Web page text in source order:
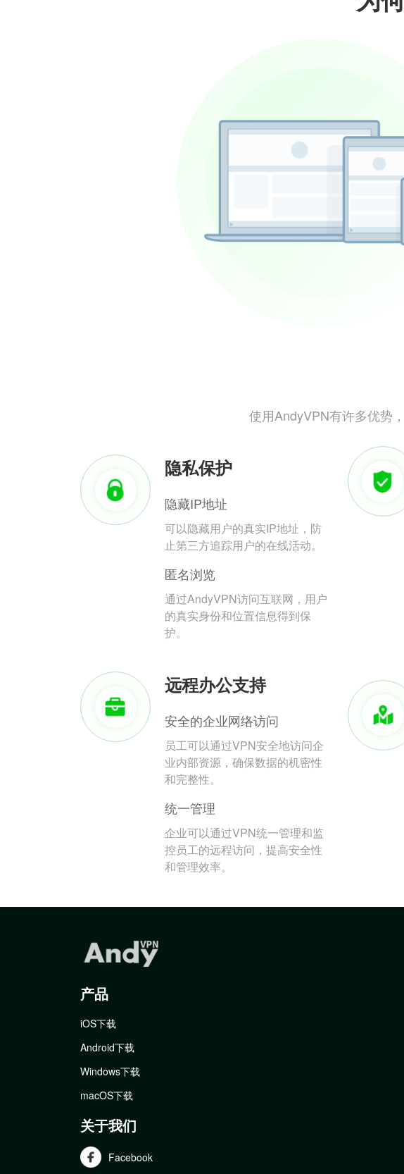
使用AndyVPN有许多优势
隐私保护
隐藏IP地址
可以隐藏用户的真实IP地址，防
止第三方追踪用户的在线活动。
匿名浏览
通过AndyVPN访问互联网，用户
的真实身份和位置信息得到保
护。
远程办公支持
安全的企业网络访问
员工可以通过VPN安全地访问企
业内部资源，确保数据的机密性
和完整性。
统一管理
企业可以通过VPN统一管理和监
控员工的远程访问，提高安全性
和管理效率。
产品
iOS下载
Android下载
Windows下载
macOS下载
关于我们
Facebook